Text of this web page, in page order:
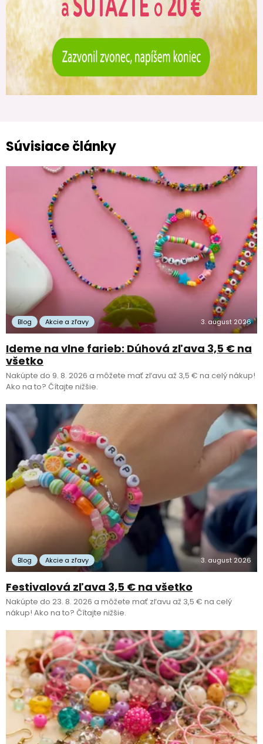
Súvisiace články
Blog Akcie a zľavy 3. august 2026
Ideme na vlne farieb: Dúhová zľava 3,5 € na
všetko
Nakúpte do 9. 8. 2026 a môžete mať zľavu až 3,5 € na celý nákup!
Ako na to? Čítajte nižšie.
Blog Akcie a zľavy 3. august 2026
Festivalová zľava 3,5 € na všetko
Nakúpte do 23. 8. 2026 a môžete mať zľavu až 3,5 € na celý
nákup! Ako na to? Čítajte nižšie.